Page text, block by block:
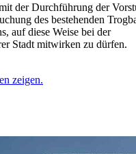
der Durchführung der
des bestehenden
auf diese Weise bei der
Stadt mitwirken zu dürfen.
zeigen.